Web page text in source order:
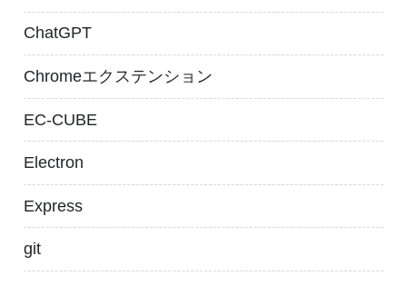
ChatGPT
Chromeエクステンション
EC-CUBE
Electron
Express
git